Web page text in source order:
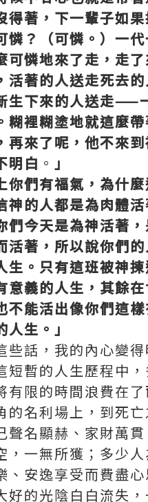
得著，下一輩子如
憐？（可憐。）一
可憐地來了走，走
活著的人送走死去
生下來的人送走——
糊裡糊塗地就這麼
再來了呢，他不來
明白 。 」
你們有福氣，為什
神的人都是為肉體
們今天是為神活著
活著，所以說你們的
生。只有這班被神
意義的人生，其餘
不能活出像你們這
生。」
些話，我的內心變
短暫的人生歷程中，
有限的時間浪費在
的名利場上，到死
聲名顯赫、家財萬
，一無所獲；多少人
、安逸享受而費盡
好的光陰白白流失